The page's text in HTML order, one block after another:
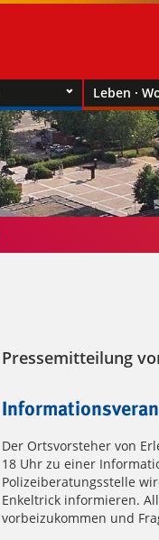
Leben ·
Pressemitteilung
Der Ortsvorsteher von
18 Uhr zu einer
Polizeiberatungsstelle
Enkeltrick informieren.
vorbeizukommen und